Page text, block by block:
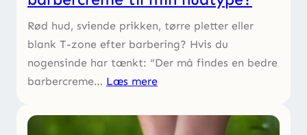
Rød hud, sviende prikken, tørre pletter eller
blank T-zone efter barbering? Hvis du
nogensinde har tænkt: “Der må findes en bedre
barbercreme… Læs mere